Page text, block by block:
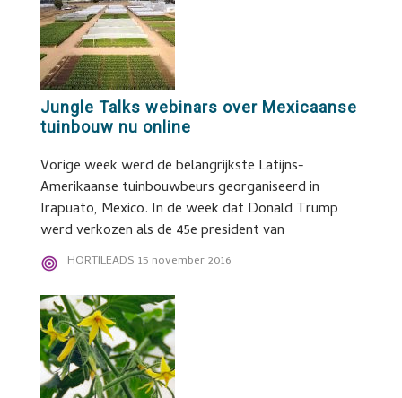
Jungle Talks webinars over Mexicaanse
tuinbouw nu online
Vorige week werd de belangrijkste Latijns-
Amerikaanse tuinbouwbeurs georganiseerd in
Irapuato, Mexico. In de week dat Donald Trump
werd verkozen als de 45e president van
HORTILEADS 15 november 2016